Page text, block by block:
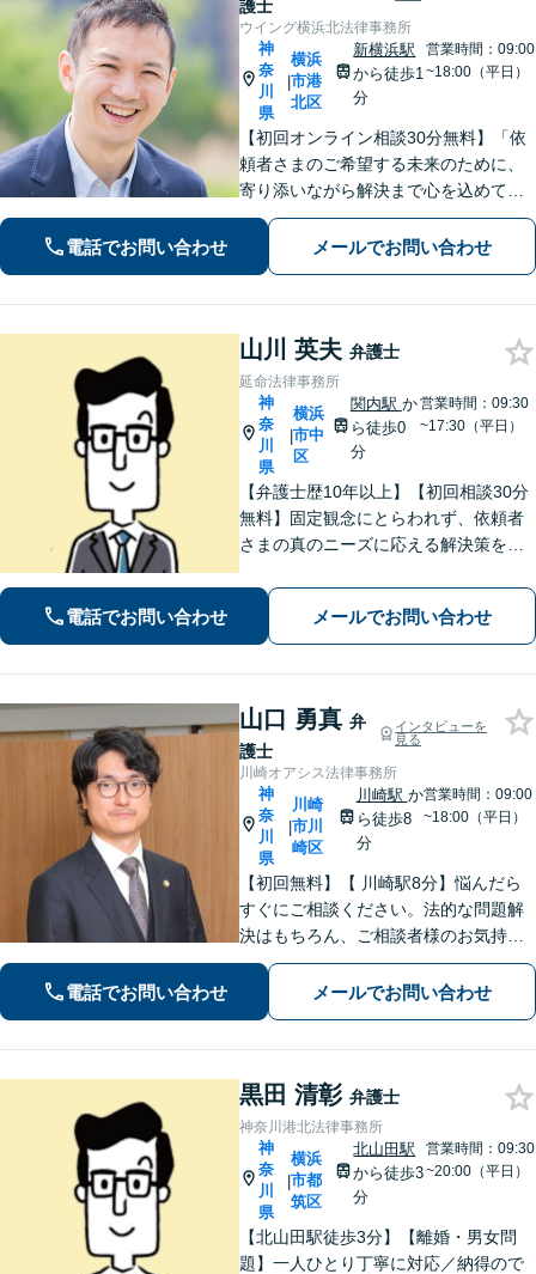
護士
ウイング横浜北法律事務所
神
奈
川
県
|
横浜
市港
北区
新横浜駅
から徒歩1
分
営業時間：09:00
~18:00（平日）
【初回オンライン相談30分無料】「依
頼者さまのご希望する未来のために、
寄り添いながら解決まで心を込めて対
応します」不動産契約や売買、家賃滞
納など不動産トラブル／離婚協議や調
停など離婚問題／相続・遺言も対応
電話でお問い合わせ メールでお問い合わせ
山川 英夫 弁護士
延命法律事務所
神
奈
川
県
|
横浜
市中
区
関内駅 か
ら徒歩0
分
営業時間：09:30
~17:30（平日）
【弁護士歴10年以上】【初回相談30分
無料】固定観念にとらわれず、依頼者
さまの真のニーズに応える解決策を導
士業との連携で不動産トラブルや相続
問題にワンストップの対応も可能【WE
B面談対応】【関内駅3分】
電話でお問い合わせ メールでお問い合わせ
山口 勇真 弁
護士
インタビューを
見る
川崎オアシス法律事務所
神
奈
川
県
|
川崎
市川
崎区
川崎駅 か
ら徒歩8
分
営業時間：09:00
~18:00（平日）
【初回無料】【 川崎駅8分】悩んだら
すぐにご相談ください。法的な問題解
決はもちろん、ご相談者様のお気持ち
まで徹底サポートします。不安を和ら
げる「レスポンスの速さ」と「二人三
脚」の姿勢で解決まで伴走いたします
電話でお問い合わせ メールでお問い合わせ
黒田 清彰 弁護士
神奈川港北法律事務所
神
奈
川
県
|
横浜
市都
筑区
北山田駅
から徒歩3
分
営業時間：09:30
~20:00（平日）
【北山田駅徒歩3分】【離婚・男女問
題】一人ひとり丁寧に対応／納得ので